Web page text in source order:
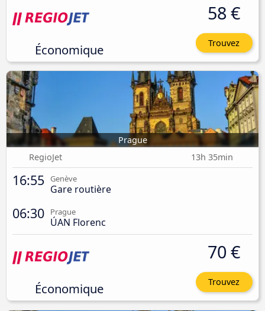
Économique
58 €
Trouvez
Prague
RegioJet
13h 35min
16:55 Genève
Gare routière
06:30 Prague
ÚAN Florenc
Économique
70 €
Trouvez